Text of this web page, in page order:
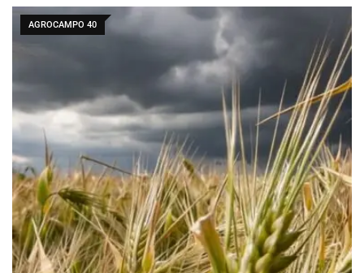
AGROCAMPO 40